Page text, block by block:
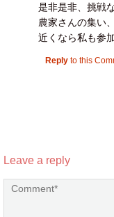
是非是非、挑戦
農家さんの集い
近くなら私も参
Reply to this
Leave a reply